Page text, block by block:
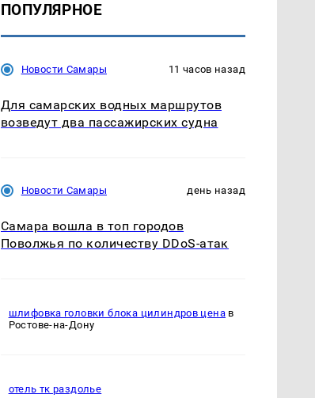
ПОПУЛЯРНОЕ
Новости Самары 11 часов назад
Для самарских водных маршрутов
возведут два пассажирских судна
Новости Самары день назад
Самара вошла в топ городов
Поволжья по количеству DDoS-атак
шлифовка головки блока цилиндров цена в
Ростове-на-Дону
отель тк раздолье